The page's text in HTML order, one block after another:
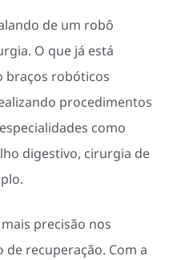
de um robô
O que já está
braços robóticos
procedimentos
como
digestivo, cirurgia de
precisão nos
recuperação. Com a